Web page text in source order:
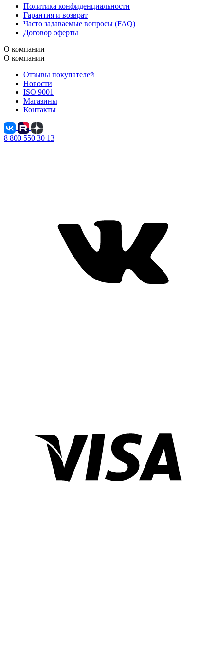
Политика конфиденциальности
Гарантия и возврат
Часто задаваемые вопросы (FAQ)
Договор оферты
О компании
О компании
Отзывы покупателей
Новости
ISO 9001
Магазины
Контакты
8 800 550 30 13